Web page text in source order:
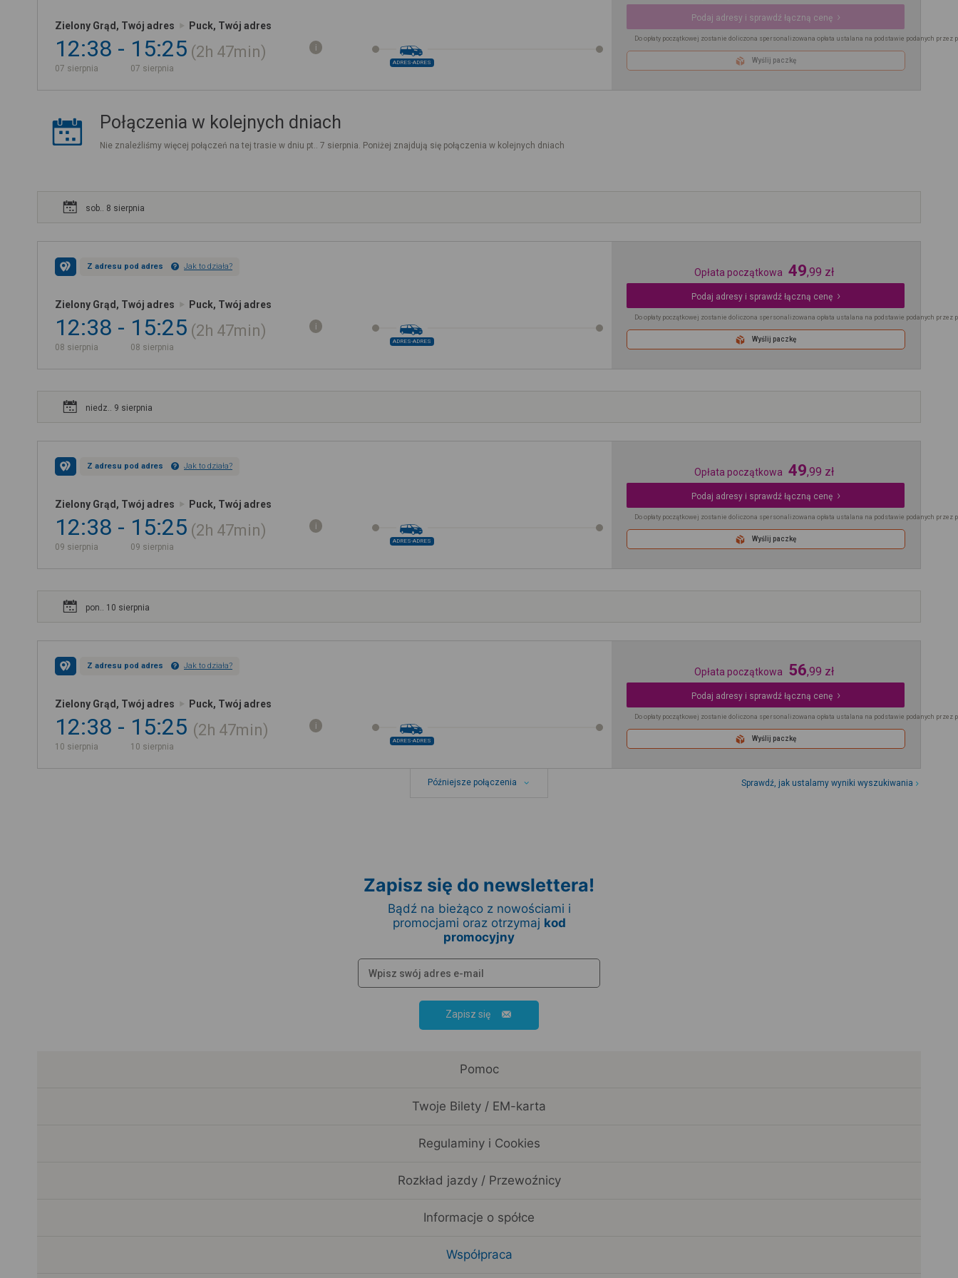
Zielony Grąd, Twój adres Puck, Twój adres
12:38
07 sierpnia
15:25
07 sierpnia
2h 47min
ADRES-ADRES
Podaj adresy i sprawdź łączną cenę
Do opłaty początkowej zostanie doliczona spersonalizowana opłata ustalana na podstawie podanych przez
Wyślij paczkę
Połączenia w kolejnych dniach
Nie znaleźliśmy więcej połączeń na tej trasie w dniu pt.. 7 sierpnia. Poniżej znajdują się połączenia w kolejnych dniach
sob.. 8 sierpnia
Z adresu pod adres Jak to działa?
Zielony Grąd, Twój adres Puck, Twój adres
12:38
08 sierpnia
15:25
08 sierpnia
2h 47min
ADRES-ADRES
Opłata początkowa 49,99 zł
Podaj adresy i sprawdź łączną cenę
Do opłaty początkowej zostanie doliczona spersonalizowana opłata ustalana na podstawie podanych przez
Wyślij paczkę
niedz.. 9 sierpnia
Z adresu pod adres Jak to działa?
Zielony Grąd, Twój adres Puck, Twój adres
12:38
09 sierpnia
15:25
09 sierpnia
2h 47min
ADRES-ADRES
Opłata początkowa 49,99 zł
Podaj adresy i sprawdź łączną cenę
Do opłaty początkowej zostanie doliczona spersonalizowana opłata ustalana na podstawie podanych przez
Wyślij paczkę
pon.. 10 sierpnia
Z adresu pod adres Jak to działa?
Zielony Grąd, Twój adres Puck, Twój adres
12:38
10 sierpnia
15:25
10 sierpnia
2h 47min
ADRES-ADRES
Opłata początkowa 56,99 zł
Podaj adresy i sprawdź łączną cenę
Do opłaty początkowej zostanie doliczona spersonalizowana opłata ustalana na podstawie podanych przez
Wyślij paczkę
Późniejsze połączenia Sprawdź, jak ustalamy wyniki wyszukiwania
Zapisz się do newslettera!
Bądź na bieżąco z nowościami i
promocjami oraz otrzymaj kod
promocyjny
Zapisz się
Pomoc
Twoje Bilety / EM-karta
Regulaminy i Cookies
Rozkład jazdy / Przewoźnicy
Informacje o spółce
Współpraca